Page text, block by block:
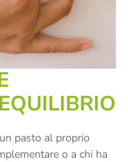
pasto al proprio
o a chi ha